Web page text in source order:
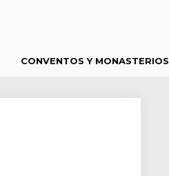
CONVENTOS Y MONASTERIOS